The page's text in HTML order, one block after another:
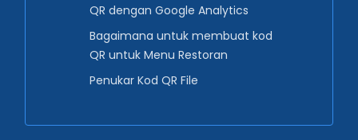
QR dengan Google Analytics
Bagaimana untuk membuat kod
QR untuk Menu Restoran
Penukar Kod QR File